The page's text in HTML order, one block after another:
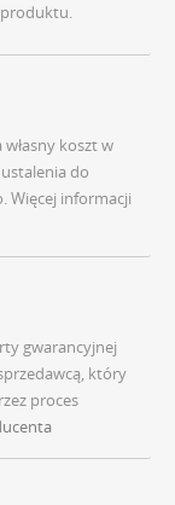
produktu.
koszt w
do
Więcej informacji
gwarancyjnej
który
proces